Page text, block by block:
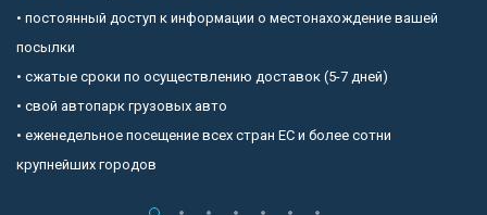
• постоянный доступ к информации о местонахождение вашей
посылки
• сжатые сроки по осуществлению доставок (5-7 дней)
• свой автопарк грузовых авто
• еженедельное посещение всех стран ЕС и более сотни
крупнейших городов